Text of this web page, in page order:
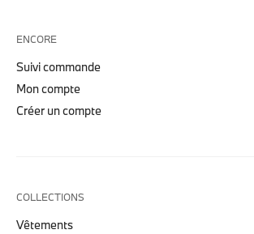
ENCORE
Suivi commande
Mon compte
Créer un compte
COLLECTIONS
Vêtements